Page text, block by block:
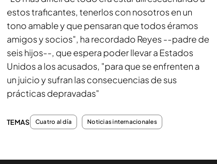
estos traficantes, tenerlos con nosotros en un
tono amable y que pensaran que todos éramos
amigos y socios", ha recordado Reyes --padre de
seis hijos--, que espera poder llevar a Estados
Unidos a los acusados, "para que se enfrenten a
un juicio y sufran las consecuencias de sus
prácticas depravadas"
TEMAS Cuatro al día Noticias internacionales